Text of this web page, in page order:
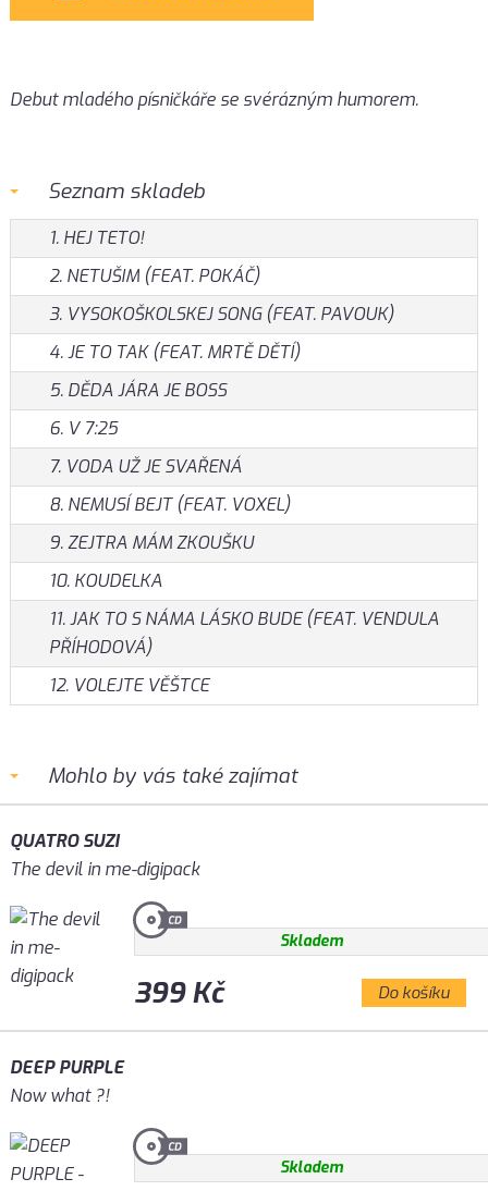
Debut mladého písničkáře se svérázným humorem.
Seznam skladeb
1. HEJ TETO!
2. NETUŠIM (FEAT. POKÁČ)
3. VYSOKOŠKOLSKEJ SONG (FEAT. PAVOUK)
4. JE TO TAK (FEAT. MRTĚ DĚTÍ)
5. DĚDA JÁRA JE BOSS
6. V 7:25
7. VODA UŽ JE SVAŘENÁ
8. NEMUSÍ BEJT (FEAT. VOXEL)
9. ZEJTRA MÁM ZKOUŠKU
10. KOUDELKA
11. JAK TO S NÁMA LÁSKO BUDE (FEAT. VENDULA
PŘÍHODOVÁ)
12. VOLEJTE VĚŠTCE
Mohlo by vás také zajímat
QUATRO SUZI
The devil in me-digipack
Skladem
399 Kč Do košíku
DEEP PURPLE
Now what ?!
Skladem